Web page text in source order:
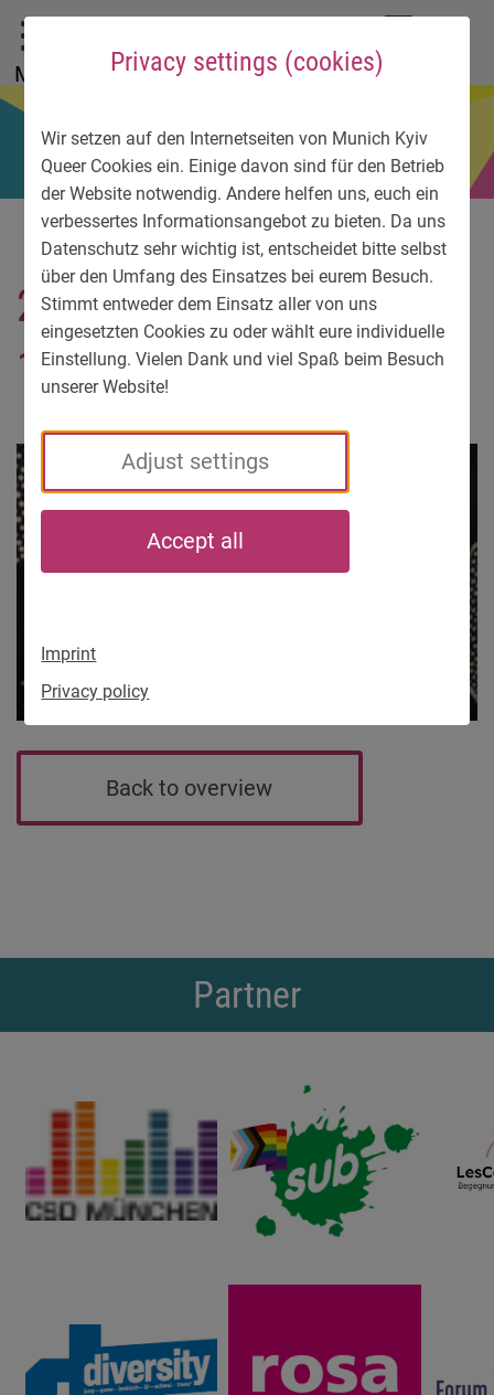
Privacy settings (cookies)
Wir setzen auf den Internetseiten von Munich Kyiv
Queer Cookies ein. Einige davon sind für den Betrieb
der Website notwendig. Andere helfen uns, euch ein
verbessertes Informationsangebot zu bieten. Da uns
Datenschutz sehr wichtig ist, entscheidet bitte selbst
über den Umfang des Einsatzes bei eurem Besuch.
Stimmt entweder dem Einsatz aller von uns
eingesetzten Cookies zu oder wählt eure individuelle
Einstellung. Vielen Dank und viel Spaß beim Besuch
unserer Website!
Adjust settings
Accept all
Imprint
Privacy policy
To main menu
To language menu
To search
To content
To service information
Menu
20150516_233419-
1024×614-2
Back to overview
Partner